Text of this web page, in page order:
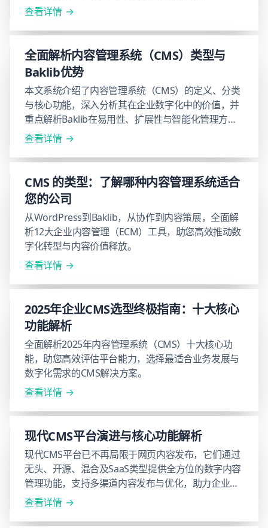
查看详情
全面解析内容管理系统（CMS）类型与
Baklib优势
本文系统介绍了内容管理系统（CMS）的定义、分类
与核心功能，深入分析其在企业数字化中的价值，并
重点解析Baklib在易用性、扩展性与智能化管理方面
的独特优势。
查看详情
CMS 的类型：了解哪种内容管理系统适合
您的公司
从WordPress到Baklib，从协作到内容策展，全面解
析12大企业内容管理（ECM）工具，助您高效推动数
字化转型与内容价值释放。
查看详情
2025年企业CMS选型终极指南：十大核心
功能解析
全面解析2025年内容管理系统（CMS）十大核心功
能，助您高效评估平台能力，选择最适合业务发展与
数字化需求的CMS解决方案。
查看详情
现代CMS平台演进与核心功能解析
现代CMS平台已不再局限于网页内容发布，它们通过
无头、开源、混合及SaaS类型提供全方位的数字内容
管理功能，支持多渠道内容发布与优化，助力企业高
效管理数字体验。在本文中，我们深入探讨CMS的核
查看详情